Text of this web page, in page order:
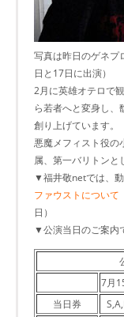
写真は昨日のゲネプ
日と17日に出演）
2月に英雄オテロで
ら若者へと変身し
創り上げています。
悪魔メフィスト役の
属、第一バリトンと
▼福井敬netでは、動
ファウストについて
日）
▼公演当日のご案内
7月
当日券